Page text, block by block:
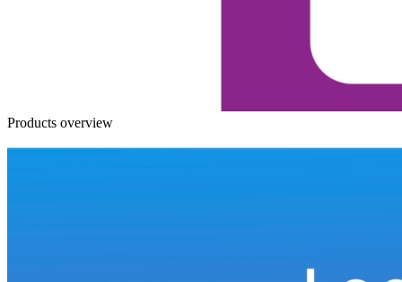
Products overview